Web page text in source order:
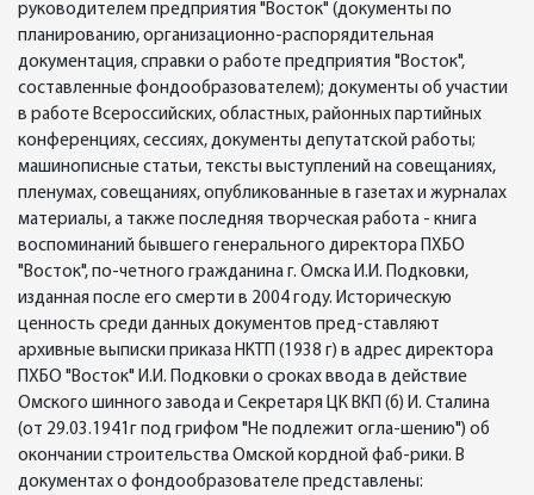
руководителем предприятия "Восток" (документы по
планированию, организационно-распорядительная
документация, справки о работе предприятия "Восток",
составленные фондообразователем); документы об участии
в работе Всероссийских, областных, районных партийных
конференциях, сессиях, документы депутатской работы;
машинописные статьи, тексты выступлений на совещаниях,
пленумах, совещаниях, опубликованные в газетах и журналах
материалы, а также последняя творческая работа - книга
воспоминаний бывшего генерального директора ПХБО
"Восток", по-четного гражданина г. Омска И.И. Подковки,
изданная после его смерти в 2004 году. Историческую
ценность среди данных документов пред-ставляют
архивные выписки приказа НКТП (1938 г) в адрес директора
ПХБО "Восток" И.И. Подковки о сроках ввода в действие
Омского шинного завода и Секретаря ЦК ВКП (б) И. Сталина
(от 29.03.1941г под грифом "Не подлежит огла-шению") об
окончании строительства Омской кордной фаб-рики. В
документах о фондообразователе представлены: